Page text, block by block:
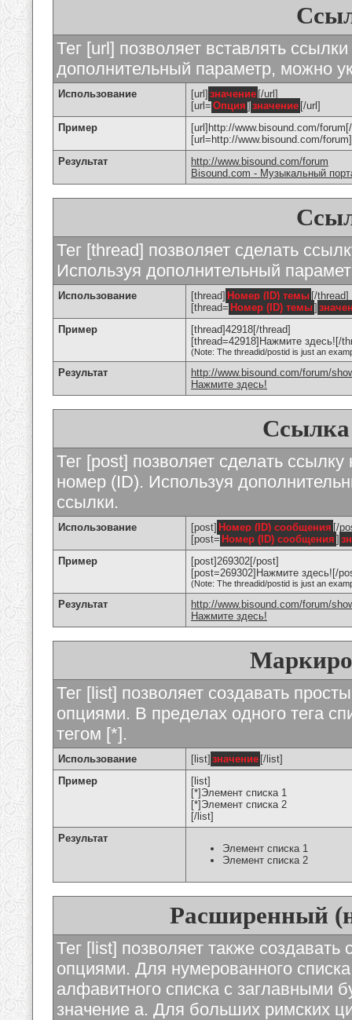
Тег [url] позволяет вставлять
дополнительный параметр, можно
Использование [url] значение [/url]
[url= Опция ] значение [/url]
Пример
[url]http://www.bisound.com/
[url=http://www.bisound.com/
Результат
http://www.bisound.com/forum
Bisound.com - Музыкальный
Тег [thread] позволяет сделать
Используя дополнительный
Использование [thread] Номер (ID) темы [/thread]
[thread= Номер (ID) темы]
Пример
[thread]42918[/thread]
[thread=42918]Нажмите здесь![/
(Note: The threadid/postid is just an
Результат
http://www.bisound.com/forum/
Нажмите здесь!
Ссылка
Тег [post] позволяет сделать
номер (ID). Используя
ссылки.
Использование [post] Номер (ID) сообщения [/
[post= Номер (ID) сообщения ]
Пример
[post]269302[/post]
[post=269302]Нажмите здесь![/
(Note: The threadid/postid is just an
Результат
http://www.bisound.com/forum/
Нажмите здесь!
Тег [list] позволяет создавать
опциями. В пределах одного тега
тегом [*].
Использование [list] значение [/list]
Пример
[list]
[*]Элемент списка 1
[*]Элемент списка 2
[/list]
Результат
Элемент списка 1
Элемент списка 2
Расширенный
Тег [list] позволяет также
опциями. Для нумерованного
алфавитного списка с заглавными
значение а. Для больших римских